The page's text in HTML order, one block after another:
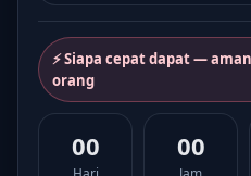
⚡ Siapa cepat dapat —
orang
00 00